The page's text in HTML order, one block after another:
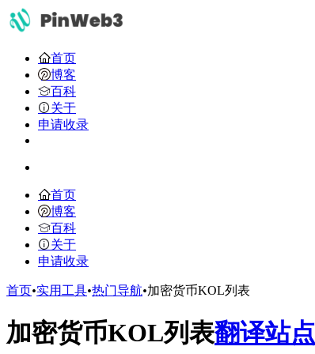
首页
博客
百科
关于
申请收录
首页
博客
百科
关于
申请收录
首页•实用工具•热门导航•加密货币KOL列表
加密货币KOL列表翻译站点